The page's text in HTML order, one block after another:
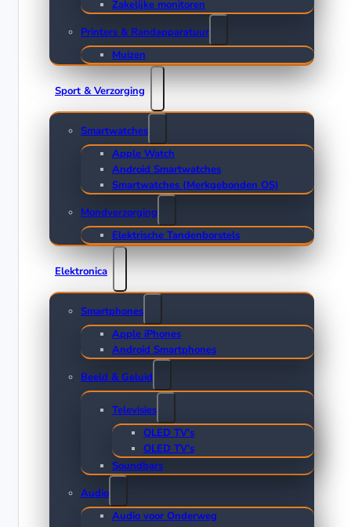
Zakelijke monitoren
Printers & Randapparatuur
Muizen
Sport & Verzorging
Smartwatches
Apple Watch
Android Smartwatches
Smartwatches (Merkgebonden OS)
Mondverzorging
Elektrische Tandenborstels
Elektronica
Smartphones
Apple iPhones
Android Smartphones
Beeld & Geluid
Televisies
QLED TV’s
OLED TV’s
Soundbars
Audio
Audio voor Onderweg